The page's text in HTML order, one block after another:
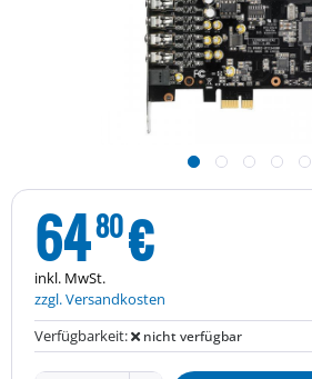
6480€
inkl. MwSt.
zzgl. Versandkosten
Verfügbarkeit:
nicht verfügbar